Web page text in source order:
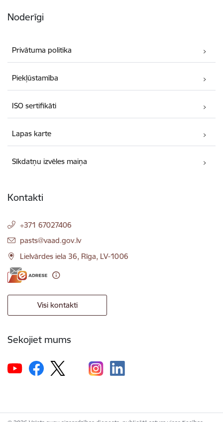
Noderīgi
Privātuma politika
Piekļūstamība
ISO sertifikāti
Lapas karte
Sīkdatņu izvēles maiņa
Kontakti
+371 67027406
E-pasts:
pasts@vaad.gov.lv
Lielvārdes iela 36, Rīga, LV-1006
Visi kontakti
Sekojiet mums